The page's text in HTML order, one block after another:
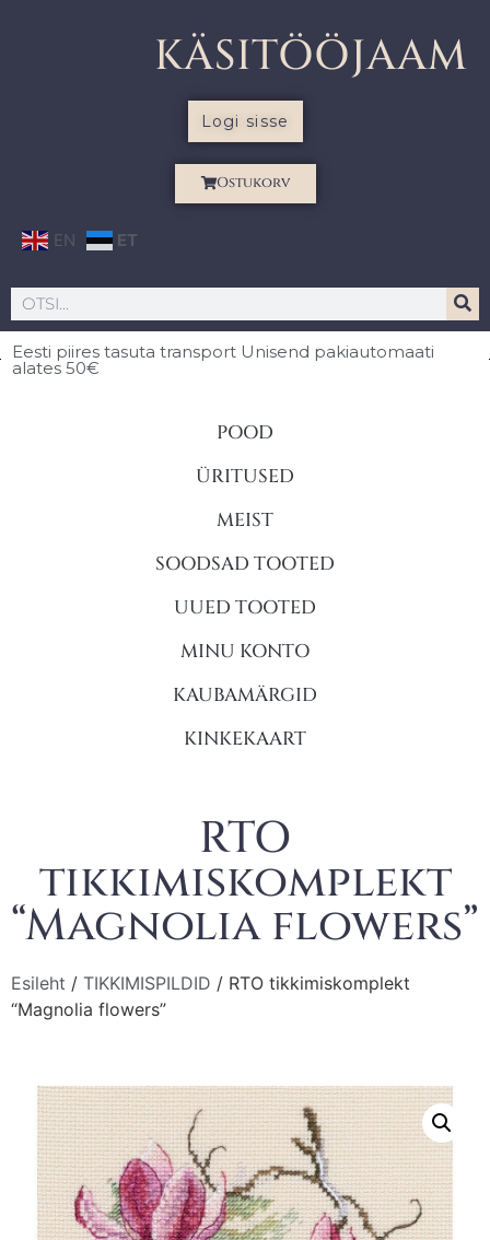
KÄSITÖÖJAAM
Logi sisse
Ostukorv
EN ET
Eesti piires tasuta transport Unisend pakiautomaati
alates 50€
POOD
ÜRITUSED
MEIST
SOODSAD TOOTED
UUED TOOTED
MINU KONTO
KAUBAMÄRGID
KINKEKAART
RTO
tikkimiskomplekt
“Magnolia flowers”
Esileht / TIKKIMISPILDID / RTO tikkimiskomplekt
“Magnolia flowers”